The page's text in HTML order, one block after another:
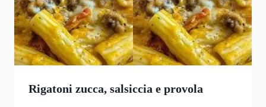
Rigatoni zucca, salsiccia e provola